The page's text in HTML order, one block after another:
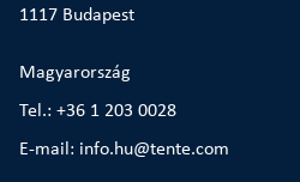
1117 Budapest
Magyarország
Tel.: +36 1 203 0028
E-mail: info.hu@tente.com